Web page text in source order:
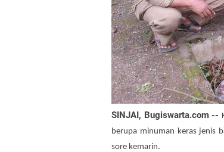
SINJAI, Bugiswarta.com --
berupa minuman keras jenis
sore kemarin.